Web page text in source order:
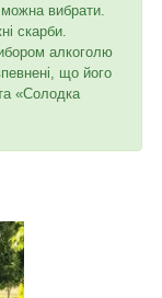
вибрати.
скарби.
алкоголю
що його
«Солодка